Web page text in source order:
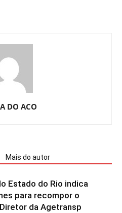
DO ACO
Mais do autor
Estado do Rio indica
para recompor o
da Agetransp